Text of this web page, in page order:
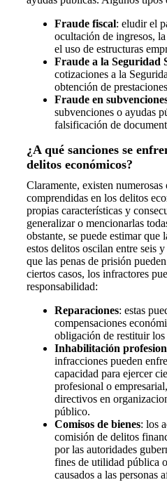
Fraude fiscal: eludir el
ocultación de ingresos,
el uso de estructuras
Fraude a la Seguridad
cotizaciones a la
obtención de
Fraude en
subvenciones o ayudas
falsificación de
¿A qué sanciones se
delitos económicos?
Claramente, existen
comprendidas en los delitos
propias características y
generalizar o mencionarlas
obstante, se puede estimar que
estos delitos oscilan entre seis
que las penas de prisión
ciertos casos, los infractores
responsabilidad:
Reparaciones: estas
compensaciones
obligación de restituir los
Inhabilitación
infracciones pueden
capacidad para ejercer
profesional o
directivos en
público.
Comisos de bienes: los
comisión de delitos
por las autoridades
fines de utilidad pública
causados a las personas